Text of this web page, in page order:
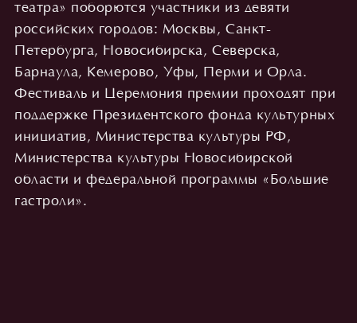
театра» поборются участники из девяти
российских городов: Москвы, Санкт-
Петербурга, Новосибирска, Северска,
Барнаула, Кемерово, Уфы, Перми и Орла.
Фестиваль и Церемония премии проходят при
поддержке Президентского фонда культурных
инициатив, Министерства культуры РФ,
Министерства культуры Новосибирской
области и федеральной программы «Большие
гастроли».